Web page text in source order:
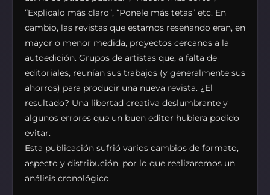
“Explicalo más claro”, “Ponele más tetas” etc. En
cambio, las revistas que estamos reseñando eran, en
mayor o menor medida, proyectos cercanos a la
autoedición. Grupos de artistas que, a falta de
editoriales, reunían sus trabajos (y generalmente sus
ahorros) para producir una nueva revista. ¿El
resultado? Una libertad creativa deslumbrante y
algunos errores que un buen editor hubiera podido
evitar.
Esta publicación sufrió varios cambios de formato,
aspecto y distribución, por lo que realizaremos un
análisis cronológico.